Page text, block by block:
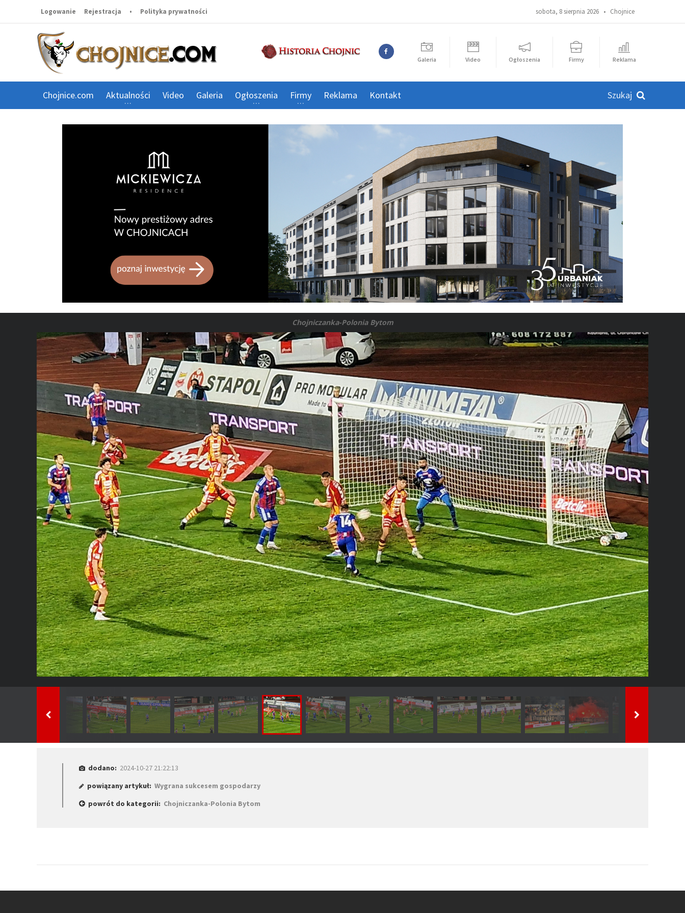
sobota, 8 sierpnia 2026 • Chojnice
Logowanie Rejestracja • Polityka prywatności
Galeria Video Ogłoszenia Firmy Reklama
Chojnice.com Aktualności Video Galeria Ogłoszenia Firmy Reklama Kontakt
Chojniczanka-Polonia Bytom
dodano: 2024-10-27 21:22:13
powiązany artykuł: Wygrana sukcesem gospodarzy
powrót do kategorii: Chojniczanka-Polonia Bytom